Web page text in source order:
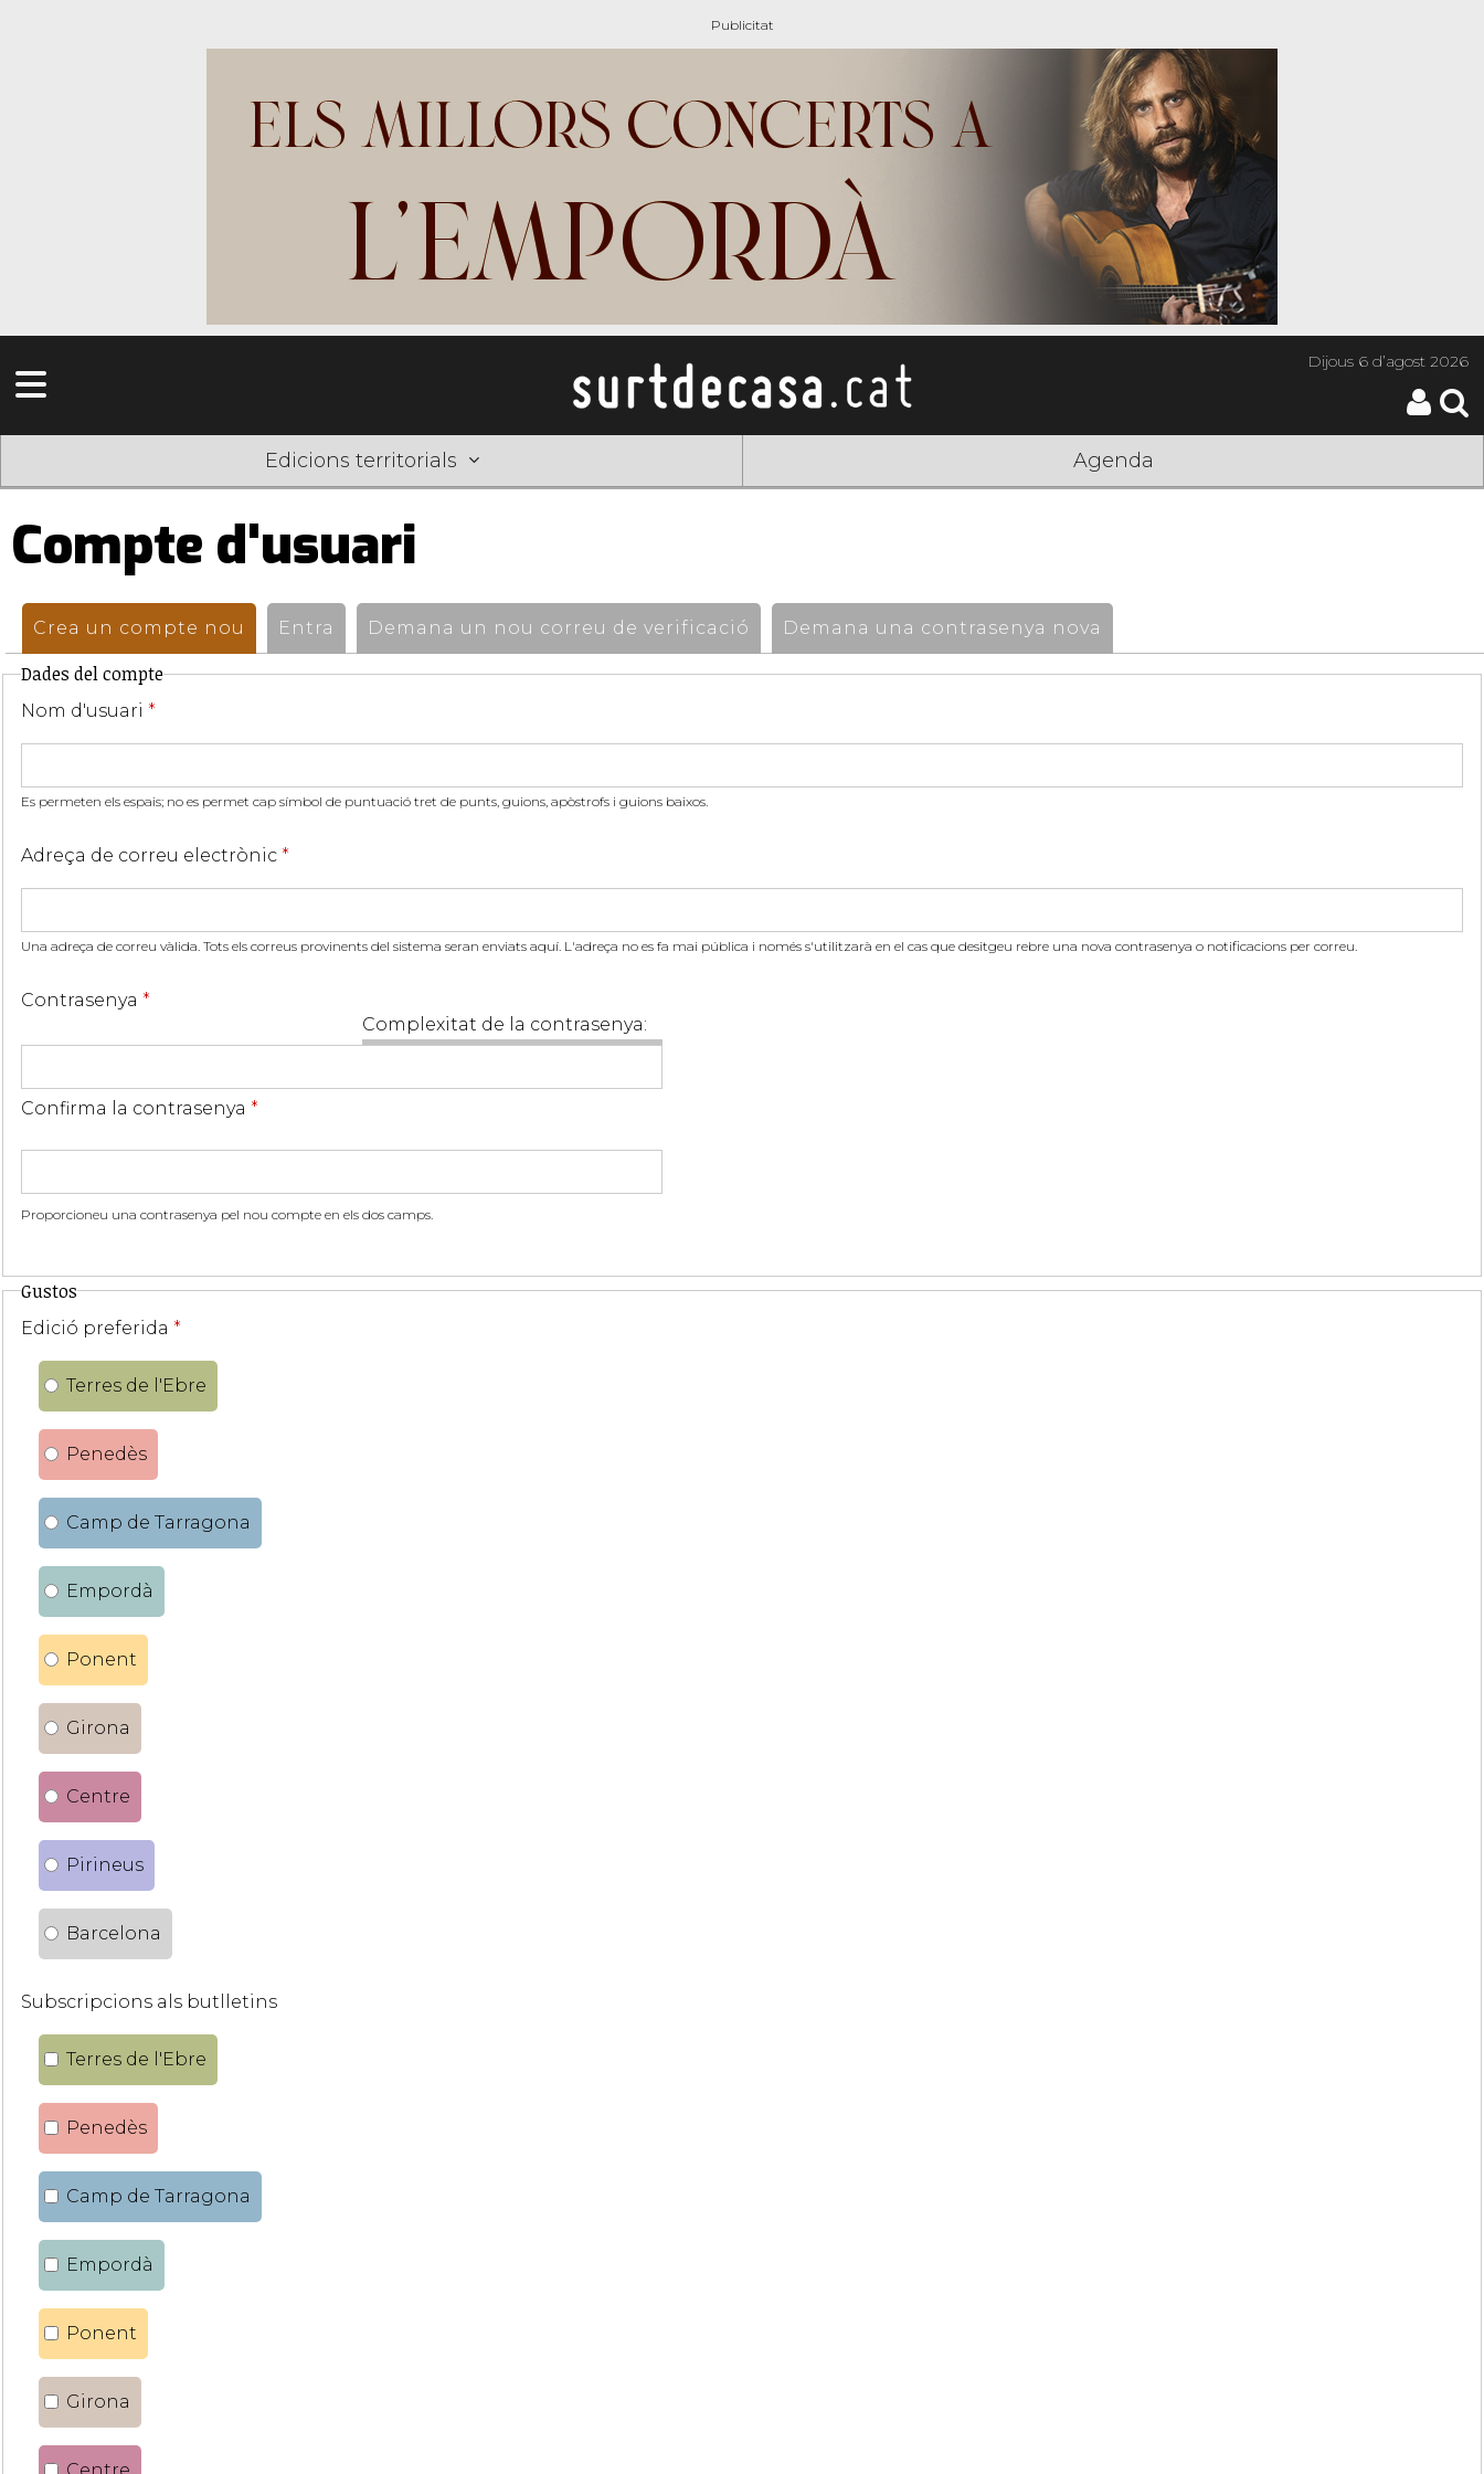
Dijous6 d’agost 2026
Edicions territorials Agenda
Compte d'usuari
Pestanyes
primàries
Crea un compte nou (pestanya activa)
Entra Demana un nou correu de verificació Demana una contrasenya nova
Dades del compte
Nom d'usuari *
Es permeten els espais; no es permet cap símbol de puntuació tret de punts, guions, apòstrofs i guions baixos.
Adreça de correu electrònic *
Una adreça de correu vàlida. Tots els correus provinents del sistema seran enviats aquí. L'adreça no es fa mai pública i només s'utilitzarà en el cas que desitgeu rebre una nova contrasenya o notificacions per correu.
Complexitat de la contrasenya:
Contrasenya *
Confirma la contrasenya *
Proporcioneu una contrasenya pel nou compte en els dos camps.
Gustos
Edició preferida *
Terres de l'Ebre
Penedès
Camp de Tarragona
Empordà
Ponent
Girona
Centre
Pirineus
Barcelona
Subscripcions als butlletins
Terres de l'Ebre
Penedès
Camp de Tarragona
Empordà
Ponent
Girona